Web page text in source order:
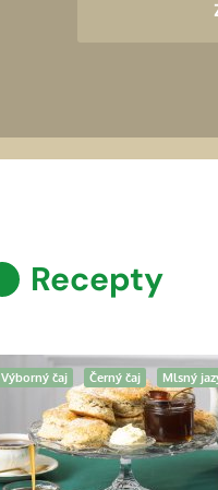
Recepty
Výborný čaj Černý čaj Mlsný